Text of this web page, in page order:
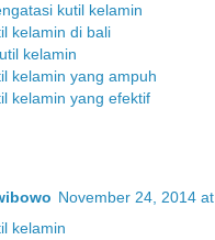
kutil kelamin
kelamin di bali
kelamin
kelamin yang ampuh
kelamin yang efektif
November 24, 2014
kelamin